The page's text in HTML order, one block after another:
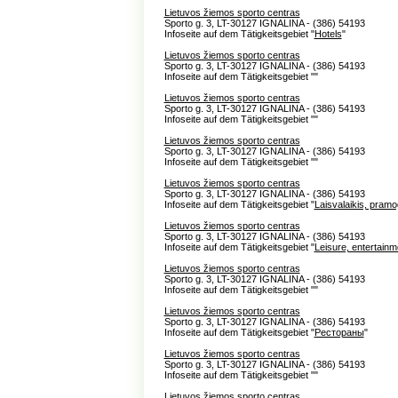
Lietuvos žiemos sporto centras
Sporto g. 3, LT-30127 IGNALINA - (386) 54193
Infoseite auf dem Tätigkeitsgebiet "Hotels"
Lietuvos žiemos sporto centras
Sporto g. 3, LT-30127 IGNALINA - (386) 54193
Infoseite auf dem Tätigkeitsgebiet ""
Lietuvos žiemos sporto centras
Sporto g. 3, LT-30127 IGNALINA - (386) 54193
Infoseite auf dem Tätigkeitsgebiet ""
Lietuvos žiemos sporto centras
Sporto g. 3, LT-30127 IGNALINA - (386) 54193
Infoseite auf dem Tätigkeitsgebiet ""
Lietuvos žiemos sporto centras
Sporto g. 3, LT-30127 IGNALINA - (386) 54193
Infoseite auf dem Tätigkeitsgebiet "Laisvalaikis,
Lietuvos žiemos sporto centras
Sporto g. 3, LT-30127 IGNALINA - (386) 54193
Infoseite auf dem Tätigkeitsgebiet "Leisure,
Lietuvos žiemos sporto centras
Sporto g. 3, LT-30127 IGNALINA - (386) 54193
Infoseite auf dem Tätigkeitsgebiet ""
Lietuvos žiemos sporto centras
Sporto g. 3, LT-30127 IGNALINA - (386) 54193
Infoseite auf dem Tätigkeitsgebiet "Рестораны"
Lietuvos žiemos sporto centras
Sporto g. 3, LT-30127 IGNALINA - (386) 54193
Infoseite auf dem Tätigkeitsgebiet ""